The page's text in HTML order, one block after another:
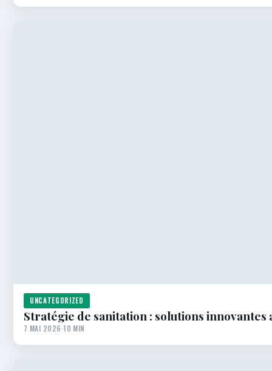
UNCATEGORIZED
Stratégie de sanitation : solutions innovantes
7 MAI 2026·10 MIN